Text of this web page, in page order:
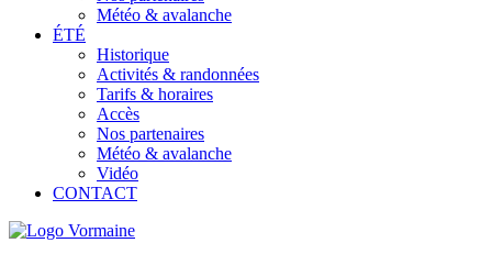
Météo & avalanche
ÉTÉ
Historique
Activités & randonnées
Tarifs & horaires
Accès
Nos partenaires
Météo & avalanche
Vidéo
CONTACT